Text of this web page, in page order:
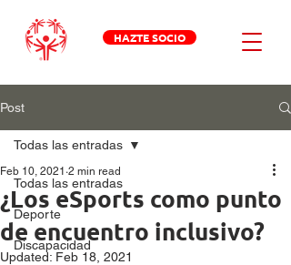
HAZTE SOCIO
Post
Todas las entradas
Deporte
Discapacidad
Todas las entradas
¿Los eSports como punto
de encuentro inclusivo?
Feb 10, 2021 2 min read
Updated: Feb 18, 2021